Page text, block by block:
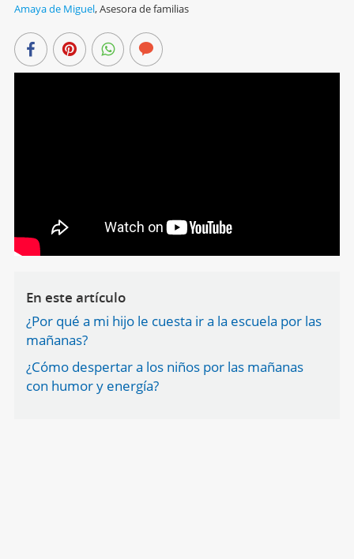
Amaya de Miguel,Asesora de familias
En este artículo
¿Por qué a mi hijo le cuesta ir a la escuela por las
mañanas?
¿Cómo despertar a los niños por las mañanas
con humor y energía?